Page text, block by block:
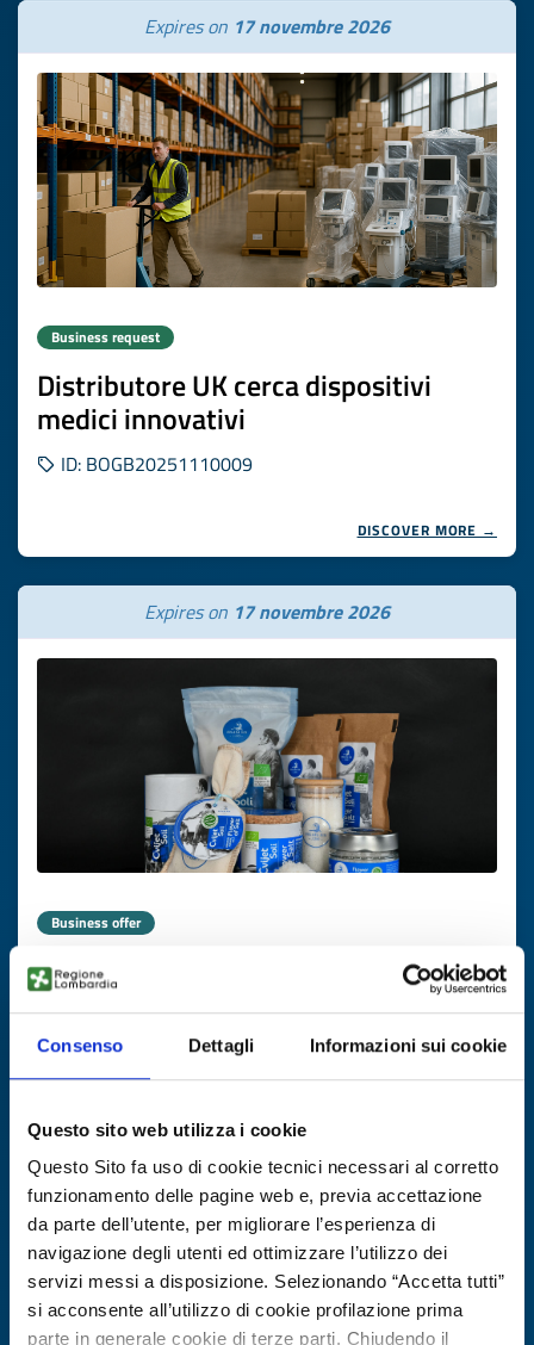
Consenso Dettagli Informazioni sui cookie
Questo sito web utilizza i cookie
Questo Sito fa uso di cookie tecnici necessari al corretto
funzionamento delle pagine web e, previa accettazione
da parte dell’utente, per migliorare l’esperienza di
navigazione degli utenti ed ottimizzare l’utilizzo dei
servizi messi a disposizione. Selezionando “Accetta tutti”
si acconsente all’utilizzo di cookie profilazione prima
parte in generale cookie di terze parti. Chiudendo il
Expires on 17 novembre 2026
Business request
Distributore UK cerca dispositivi
medici innovativi
ID: BOGB20251110009
DISCOVER MORE →
Expires on 17 novembre 2026
Business offer
Salina croata cerca distributori per
sale BIO
ID: BOHR20251105015
Expires on17 novembre 2026